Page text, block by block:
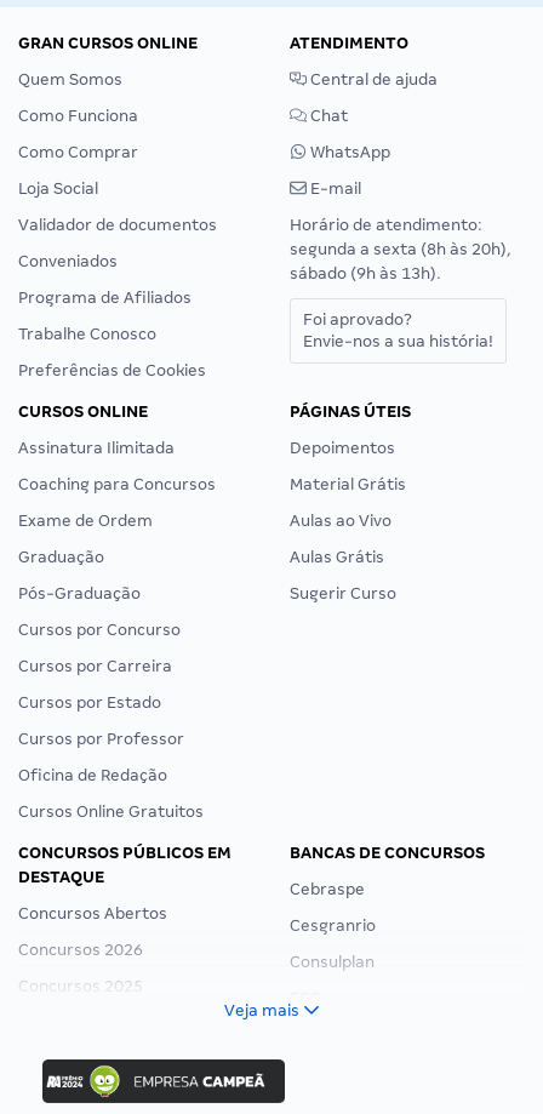
GRAN CURSOS ONLINE
Quem Somos
Como Funciona
Como Comprar
Loja Social
Validador de documentos
Conveniados
Programa de Afiliados
Trabalhe Conosco
Preferências de Cookies
ATENDIMENTO
Central de ajuda
Chat
WhatsApp
E-mail
Horário de atendimento:
segunda a sexta (8h às 20h),
sábado (9h às 13h).
Foi aprovado?
Envie-nos a sua história!
CURSOS ONLINE
Assinatura Ilimitada
Coaching para Concursos
Exame de Ordem
Graduação
Pós-Graduação
Cursos por Concurso
Cursos por Carreira
Cursos por Estado
Cursos por Professor
Oficina de Redação
Cursos Online Gratuitos
PÁGINAS ÚTEIS
Depoimentos
Material Grátis
Aulas ao Vivo
Aulas Grátis
Sugerir Curso
CONCURSOS PÚBLICOS EM
DESTAQUE
Concursos Abertos
Concursos 2026
Concursos 2025
Concurso Ibama
Concurso MPU
BANCAS DE CONCURSOS
Cebraspe
Cesgranrio
Consulplan
Veja mais